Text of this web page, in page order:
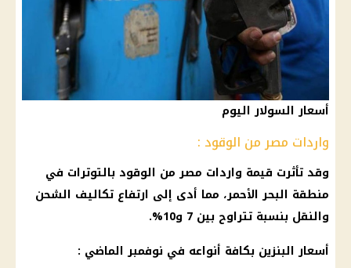
أسعار السولار اليوم
واردات مصر من الوقود :
وقد تأثرت قيمة واردات مصر من الوقود بالتوترات في
منطقة البحر الأحمر، مما أدى إلى ارتفاع تكاليف الشحن
والنقل بنسبة تتراوح بين 7 و10%.
أسعار البنزين بكافة أنواعه في نوفمبر الماضي :